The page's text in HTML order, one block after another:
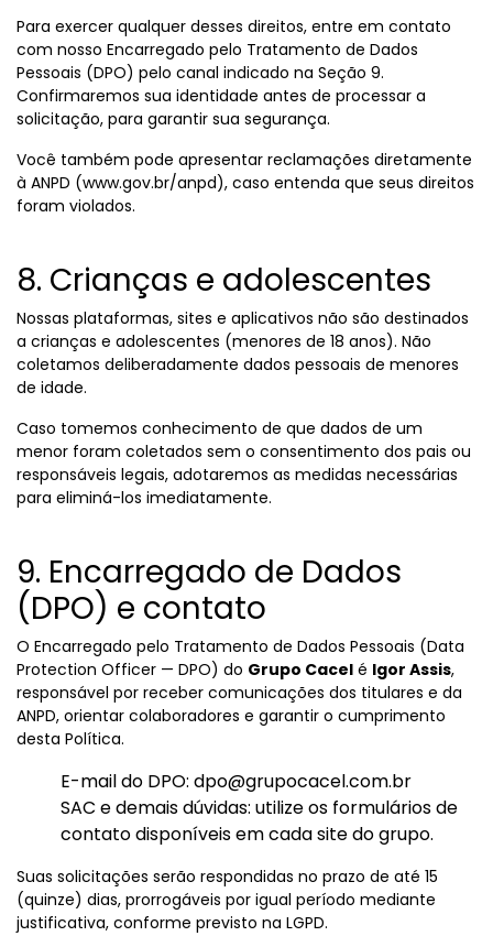
Para exercer qualquer desses direitos, entre em contato
com nosso Encarregado pelo Tratamento de Dados
Pessoais (DPO) pelo canal indicado na Seção 9.
Confirmaremos sua identidade antes de processar a
solicitação, para garantir sua segurança.
Você também pode apresentar reclamações diretamente
à ANPD (www.gov.br/anpd), caso entenda que seus direitos
foram violados.
8. Crianças e adolescentes
Nossas plataformas, sites e aplicativos não são destinados
a crianças e adolescentes (menores de 18 anos). Não
coletamos deliberadamente dados pessoais de menores
de idade.
Caso tomemos conhecimento de que dados de um
menor foram coletados sem o consentimento dos pais ou
responsáveis legais, adotaremos as medidas necessárias
para eliminá-los imediatamente.
9. Encarregado de Dados
(DPO) e contato
O Encarregado pelo Tratamento de Dados Pessoais (Data
Protection Officer — DPO) do Grupo Cacel é Igor Assis,
responsável por receber comunicações dos titulares e da
ANPD, orientar colaboradores e garantir o cumprimento
desta Política.
E-mail do DPO: dpo@grupocacel.com.br
SAC e demais dúvidas: utilize os formulários de
contato disponíveis em cada site do grupo.
Suas solicitações serão respondidas no prazo de até 15
(quinze) dias, prorrogáveis por igual período mediante
justificativa, conforme previsto na LGPD.